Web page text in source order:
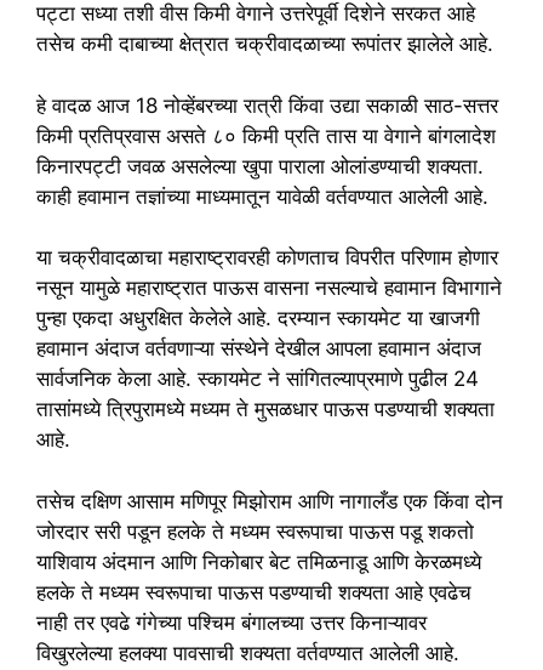
पट्टा सध्या तशी वीस किमी वेगाने उत्तरेपूर्वी दिशेने सरकत आहे
तसेच कमी दाबाच्या क्षेत्रात चक्रीवादळाच्या रूपांतर झालेले आहे.
हे वादळ आज 18 नोव्हेंबरच्या रात्री किंवा उद्या सकाळी साठ-सत्तर
किमी प्रतिप्रवास असते ८० किमी प्रति तास या वेगाने बांगलादेश
किनारपट्टी जवळ असलेल्या खुपा पाराला ओलांडण्याची शक्यता.
काही हवामान तज्ञांच्या माध्यमातून यावेळी वर्तवण्यात आलेली आहे.
या चक्रीवादळाचा महाराष्ट्रावरही कोणताच विपरीत परिणाम होणार
नसून यामुळे महाराष्ट्रात पाऊस वासना नसल्याचे हवामान विभागाने
पुन्हा एकदा अधुरक्षित केलेले आहे. दरम्यान स्कायमेट या खाजगी
हवामान अंदाज वर्तवणाऱ्या संस्थेने देखील आपला हवामान अंदाज
सार्वजनिक केला आहे. स्कायमेट ने सांगितल्याप्रमाणे पुढील 24
तासांमध्ये त्रिपुरामध्ये मध्यम ते मुसळधार पाऊस पडण्याची शक्यता
आहे.
तसेच दक्षिण आसाम मणिपूर मिझोराम आणि नागालँड एक किंवा दोन
जोरदार सरी पडून हलके ते मध्यम स्वरूपाचा पाऊस पडू शकतो
याशिवाय अंदमान आणि निकोबार बेट तमिळनाडू आणि केरळमध्ये
हलके ते मध्यम स्वरूपाचा पाऊस पडण्याची शक्यता आहे एवढेच
नाही तर एवढेगंगेच्या पश्चिम बंगालच्या उत्तर किनाऱ्यावर
विखुरलेल्या हलक्या पावसाची शक्यता वर्तवण्यात आलेली आहे.